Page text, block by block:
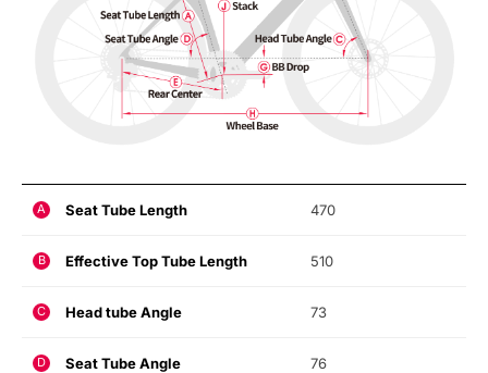
A Seat Tube Length 470
B Effective Top Tube Length 510
C Head tube Angle 73
D Seat Tube Angle 76